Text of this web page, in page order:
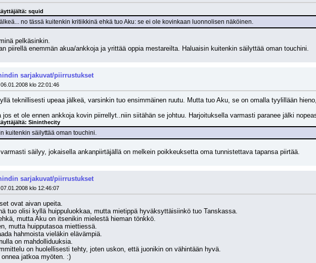
squid
no tässä kuitenkin kritiikkinä ehkä tuo Aku: se ei ole kovinkaan luonnolisen näköinen.
pelkäsinkin.
piirellä enemmän akua/ankkoja ja yrittää oppia mestareilta. Haluaisin kuitenkin säilyttää oman touchini.
sarjakuvat/piirrustukset
klo 22:01:46
teknillisesti upeaa jälkeä, varsinkin tuo ensimmäinen ruutu. Mutta tuo Aku, se on omalla tyylillään
jos et ole ennen ankkoja kovin piirrellyt..niin siitähän se johtuu. Harjoituksella varmasti paranee jälki
Sininthecity
kuitenkin säilyttää oman touchini.
säilyy, jokaisella ankanpiirtäjällä on melkein poikkeuksetta oma tunnistettava tapansa piirtää.
sarjakuvat/piirrustukset
klo 12:46:07
ovat aivan upeita.
tuo olisi kyllä huippuluokkaa, mutta mietippä hyväksyttäisiinkö tuo Tanskassa.
mutta Aku on itsenikin mielestä hieman tönkkö.
mutta huipputasoa miettiessä.
hahmoista vieläkin elävämpiä.
on mahdolliduuksia.
on huolellisesti tehty, joten uskon, että juonikin on vähintään hyvä.
onnea jatkoa myöten. :)